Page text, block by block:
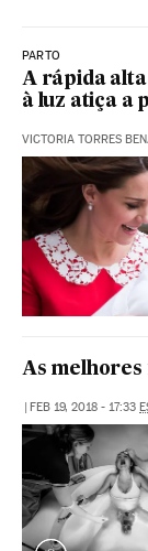
PARTO
A rápida
à luz atiça a
VICTORIA TORRES
As melhores
| FEB 19, 2018 - 17:33